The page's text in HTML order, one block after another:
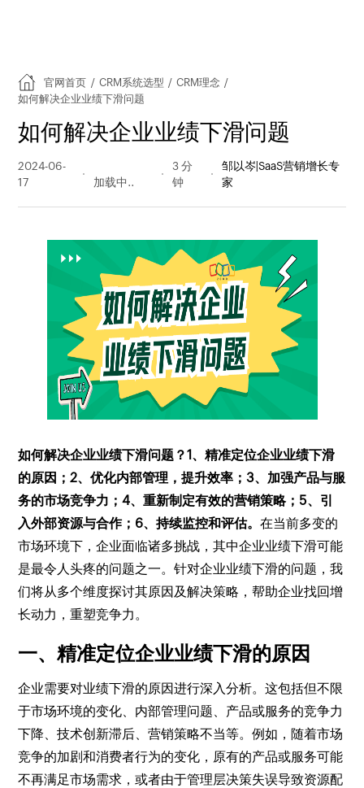
官网首页 / CRM系统选型 / CRM理念 /
如何解决企业业绩下滑问题
如何解决企业业绩下滑问题
2024-06-
17
量
3 分
钟
邹以岑|SaaS营销增长专
家
如何解决企业业绩下滑问题？1、精准定位企业业绩下滑
的原因；2、优化内部管理，提升效率；3、加强产品与服
务的市场竞争力；4、重新制定有效的营销策略；5、引
入外部资源与合作；6、持续监控和评估。在当前多变的
市场环境下，企业面临诸多挑战，其中企业业绩下滑可能
是最令人头疼的问题之一。针对企业业绩下滑的问题，我
们将从多个维度探讨其原因及解决策略，帮助企业找回增
长动力，重塑竞争力。
一、精准定位企业业绩下滑的原因
企业需要对业绩下滑的原因进行深入分析。这包括但不限
于市场环境的变化、内部管理问题、产品或服务的竞争力
下降、技术创新滞后、营销策略不当等。例如，随着市场
竞争的加剧和消费者行为的变化，原有的产品或服务可能
不再满足市场需求，或者由于管理层决策失误导致资源配